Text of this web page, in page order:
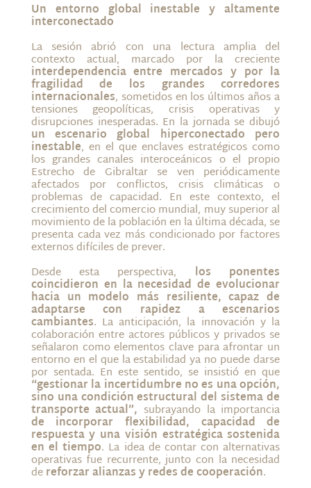
Un entorno global inestable y altamente
interconectado
La sesión abrió con una lectura amplia del
contexto actual, marcado por la creciente
interdependencia entre mercados y por la
fragilidad de los grandes corredores
internacionales, sometidos en los últimos años a
tensiones geopolíticas, crisis operativas y
disrupciones inesperadas. En la jornada se dibujó
un escenario global hiperconectado pero
inestable, en el que enclaves estratégicos como
los grandes canales interoceánicos o el propio
Estrecho de Gibraltar se ven periódicamente
afectados por conflictos, crisis climáticas o
problemas de capacidad. En este contexto, el
crecimiento del comercio mundial, muy superior al
movimiento de la población en la última década, se
presenta cada vez más condicionado por factores
externos difíciles de prever.
Desde esta perspectiva, los ponentes
coincidieron en la necesidad de evolucionar
hacia un modelo más resiliente, capaz de
adaptarse con rapidez a escenarios
cambiantes. La anticipación, la innovación y la
colaboración entre actores públicos y privados se
señalaron como elementos clave para afrontar un
entorno en el que la estabilidad ya no puede darse
por sentada. En este sentido, se insistió en que
“gestionar la incertidumbre no es una opción,
sino una condición estructural del sistema de
transporte actual”, subrayando la importancia
de incorporar flexibilidad, capacidad de
respuesta y una visión estratégica sostenida
en el tiempo. La idea de contar con alternativas
operativas fue recurrente, junto con la necesidad
dereforzar alianzas y redes de cooperación.